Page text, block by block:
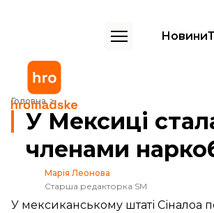
Новини
Головна
У Мексиці сталася перестрілка між поліцією
У Мексиці
членами
Марія Леонова
Старша редакторка SM
У мексиканському штаті Сіналоа